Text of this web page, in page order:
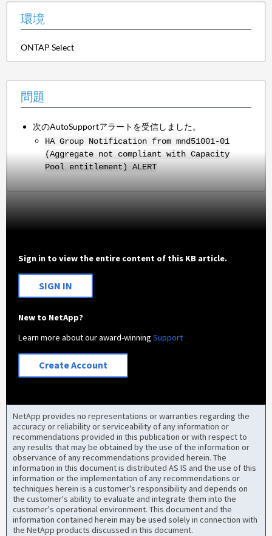
環境
ONTAP Select
問題
次のAutoSupportアラートを受信しました。
HA Group Notification from mnd51001-01
(Aggregate not compliant with Capacity
Pool entitlement) ALERT
Sign in to view the entire content of this KB article.
SIGN IN
New to NetApp?
Learn more about our award-winningSupport
Create Account
NetApp provides no representations or warranties regarding the
accuracy or reliability or serviceability of any information or
recommendations provided in this publication or with respect to
any results that may be obtained by the use of the information or
observance of any recommendations provided herein. The
information in this document is distributed AS IS and the use of this
information or the implementation of any recommendations or
techniques herein is a customer's responsibility and depends on
the customer's ability to evaluate and integrate them into the
customer's operational environment. This document and the
information contained herein may be used solely in connection with
the NetApp products discussed in this document.